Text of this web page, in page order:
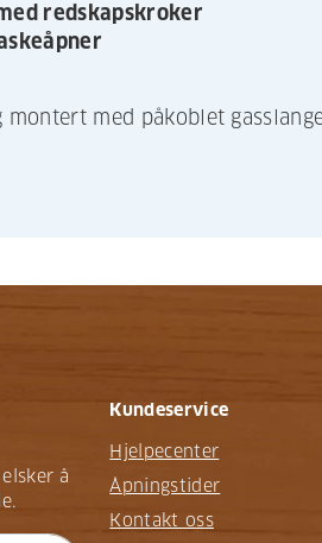
redskapskroker
med påkoblet
å
Kundeservice
Hjelpecenter
Åpningstider
Kontakt oss